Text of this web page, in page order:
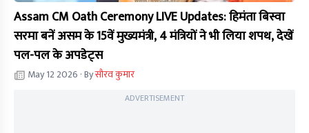
Assam CM Oath Ceremony LIVE Updates: हिमंता बिस्वा
सरमा बनें असम के 15वें मुख्यमंत्री, 4 मंत्रियों ने भी लिया शपथ, देखें
पल-पल के अपडेट्स
May 12 2026 · Byसौरव कुमार
ADVERTISEMENT